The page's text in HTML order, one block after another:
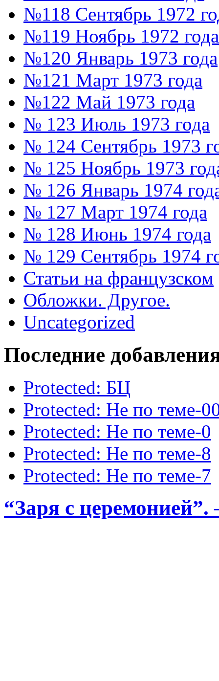
№118 Сентябрь 1972
№119 Ноябрь 1972 года
№120 Январь 1973 года
№121 Март 1973 года
№122 Май 1973 года
№ 123 Июль 1973 года
№ 124 Сентябрь 1973
№ 125 Ноябрь 1973
№ 126 Январь 1974
№ 127 Март 1974 года
№ 128 Июнь 1974 года
№ 129 Сентябрь 1974
Статьи на французском
Обложки. Другое.
Uncategorized
Последние
Protected: БЦ
Protected: Не по теме-
Protected: Не по теме-0
Protected: Не по теме-8
Protected: Не по теме-7
“Заря с